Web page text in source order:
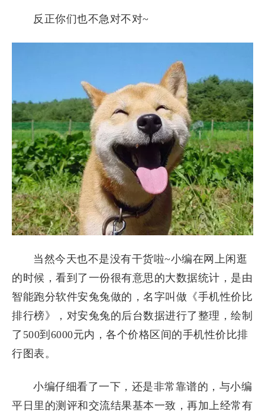
反正你们也不急对不对~
当然今天也不是没有干货啦~小编在网上闲逛
的时候，看到了一份很有意思的大数据统计，是由
智能跑分软件安兔兔做的，名字叫做《手机性价比
排行榜》，对安兔兔的后台数据进行了整理，绘制
了500到6000元内，各个价格区间的手机性价比排
行图表。
小编仔细看了一下，还是非常靠谱的，与小编
平日里的测评和交流结果基本一致，再加上经常有